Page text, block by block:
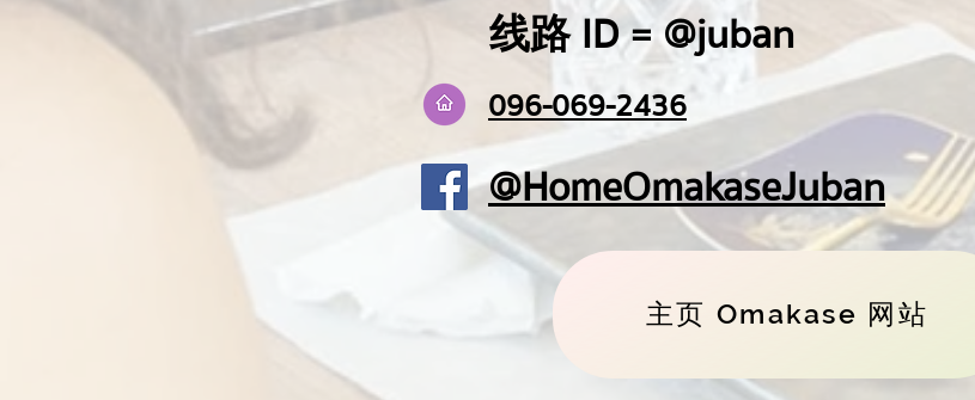
线路 ID = @juban
096-069-2436
@HomeOmakaseJuban
主页 Omakase 网站